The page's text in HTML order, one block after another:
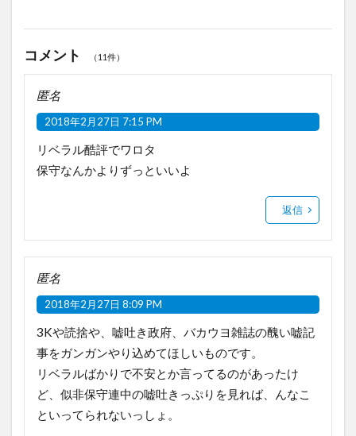
コメント （11件）
匿名
2018年2月27日 7:15 PM
リベラル酷評でワロタ
保守なんかよりずっといいよ
返信
匿名
2018年2月27日 8:09 PM
3Kや読捨や、嘘吐き政府、バカウヨ雑誌の醜い嘘記
事をガンガンやり込めてほしいものです。
リベラルばかりで不安とか言ってるのがあったけ
ど、似非保守連中の嘘吐きっぷりを見れば、んなこ
といってられないっしょ。